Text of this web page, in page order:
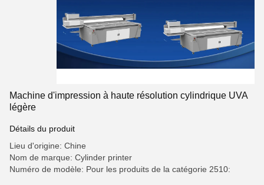
Machine d'impression à haute résolution cylindrique UVA
légère
Détails du produit
Lieu d'origine: Chine
Nom de marque: Cylinder printer
Numéro de modèle: Pour les produits de la catégorie 2510: